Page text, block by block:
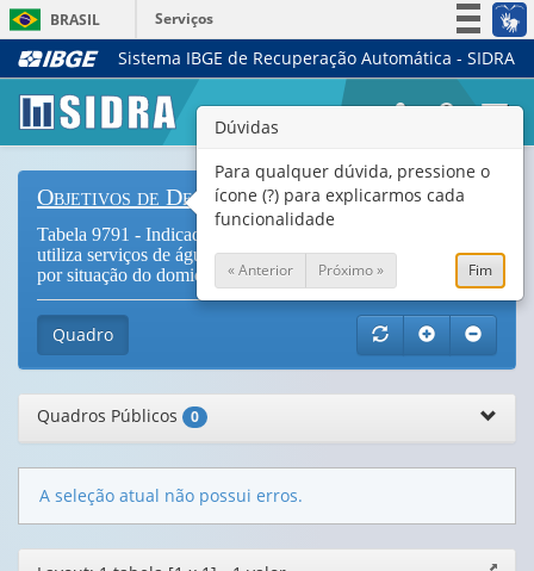
BRASIL
Serviços
Simplifique!
Legislação
Canais
Sistema IBGE de Recuperação Automática - SIDRA
Objetivos de Desenvolvimento Sustentável
Tabela 9791 - Indicador 6.1.1 - Percentual da população que
utiliza serviços de água potável gerenciados de forma segura,
por situação do domicílio
Quadro
Quadros Públicos 0
A seleção atual não possui erros.
Dúvidas
Para qualquer dúvida, pressione o
ícone (?) para explicarmos cada
funcionalidade
« Anterior Próximo » Fim